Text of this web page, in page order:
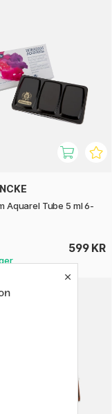
Aquarel Tube 5 ml 6-
599 KR